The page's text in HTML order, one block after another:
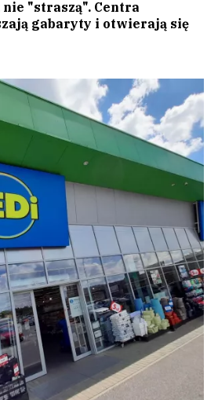
nie "straszą". Centra
gabaryty i otwierają się